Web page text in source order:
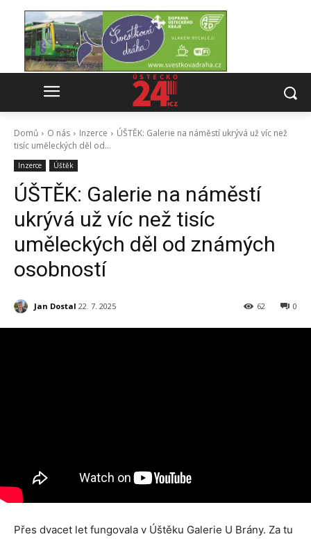
Domů O nás Inzerce
ÚŠTĚK: Galerie na náměstí ukrývá už víc než
tisíc uměleckých děl od...
Inzerce Úštěk
ÚŠTĚK: Galerie na náměstí
ukrývá už víc než tisíc
uměleckých děl od známých
osobností
Jan Dostal 22. 7. 2025 0
62
Přes dvacet let fungovala v Úštěku Galerie U Brány. Za tu